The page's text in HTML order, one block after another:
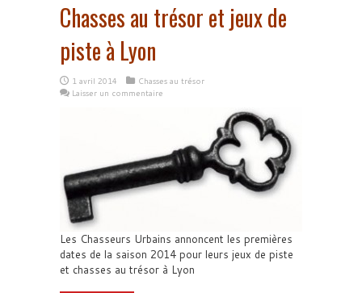
Chasses au trésor et jeux de
piste à Lyon
1 avril 2014
Chasses au trésor
Laisser un commentaire
Les Chasseurs Urbains annoncent les premières
dates de la saison 2014 pour leurs jeux de piste
et chasses au trésor à Lyon